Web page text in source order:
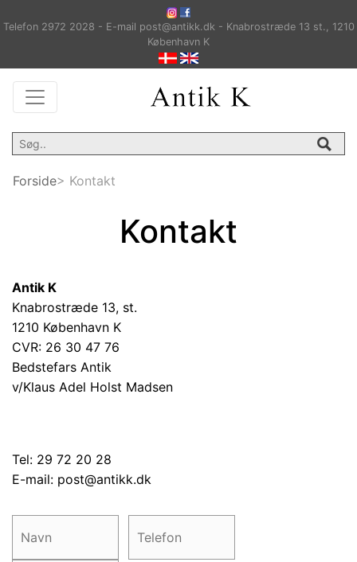
Telefon 2972 2028 - E-mail post@antikk.dk - Knabrostræde 13 st., 1210
København K
Forside> Kontakt
Kontakt
Antik K
Knabrostræde 13, st.
1210 København K
CVR: 26 30 47 76
Bedstefars Antik
v/Klaus Adel Holst Madsen
Tel: 29 72 20 28
E-mail: post@antikk.dk